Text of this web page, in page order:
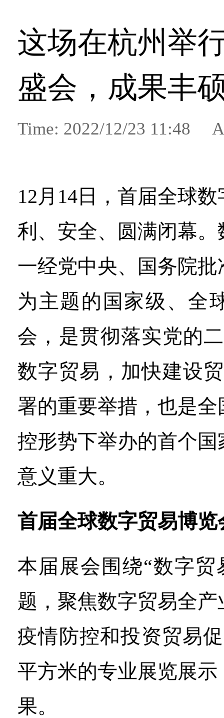
这场在杭州举
盛会，成果丰
Time: 2022/12/23 11:48
12月14日，首届全球
利、安全、圆满闭幕
一经党中央、国务院
为主题的国家级、全
会，是贯彻落实党的
数字贸易，加快建设
署的重要举措，也是
控形势下举办的首个
意义重大。
首届全球数字贸易博览
本届展会围绕“数字贸
题，聚焦数字贸易全
疫情防控和投资贸易
平方米的专业展览展
果。